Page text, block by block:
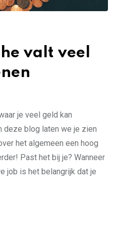
valt veel
je veel geld kan
deze blog laten we je zien
het algemeen een hoog
Past het bij je? Wanneer
job is het belangrijk dat je